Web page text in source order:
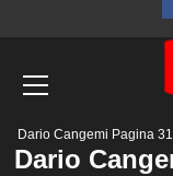
principale
Dario Cangemi Pagina 31
Dario